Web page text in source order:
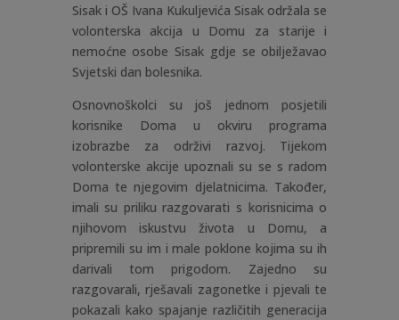
Sisak i OŠ Ivana Kukuljevića Sisak održala se
volonterska akcija u Domu za starije i
nemoćne osobe Sisak gdje se obilježavao
Svjetski dan bolesnika.
Osnovnoškolci su još jednom posjetili
korisnike Doma u okviru programa
izobrazbe za održivi razvoj. Tijekom
volonterske akcije upoznali su se s radom
Doma te njegovim djelatnicima. Također,
imali su priliku razgovarati s korisnicima o
njihovom iskustvu života u Domu, a
pripremili su im i male poklone kojima su ih
darivali tom prigodom. Zajedno su
razgovarali, rješavali zagonetke i pjevali te
pokazali kako spajanje različitih generacija